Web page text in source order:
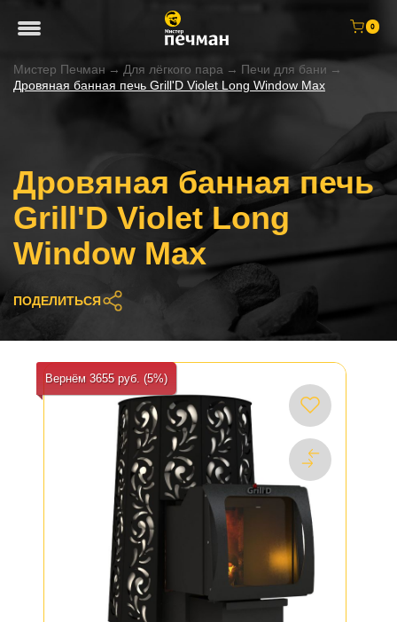
0
Мистер Печман → Для лёгкого пара → Печи для бани →
Дровяная банная печь Grill'D Violet Long Window Max
Дровяная банная печь
Grill'D Violet Long
Window Max
ПОДЕЛИТЬСЯ
Вернём 3655 руб. (5%)